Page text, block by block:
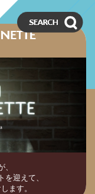
迎えて、
ます。